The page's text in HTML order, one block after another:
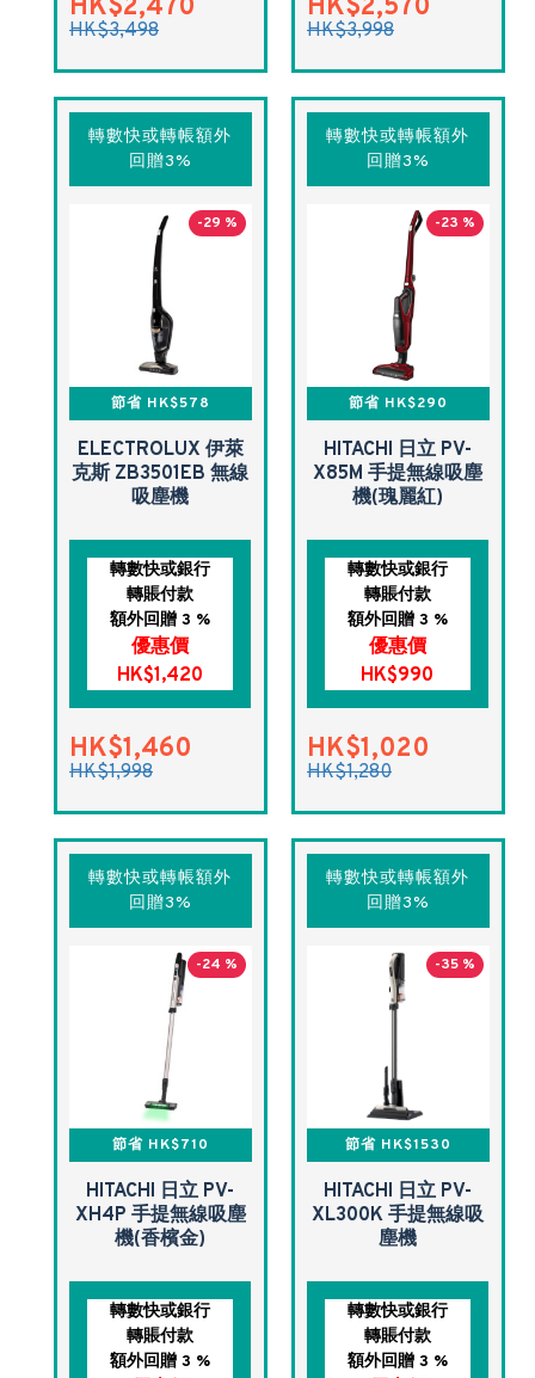
HK$2,470
HK$3,498
HK$2,570
HK$3,998
轉數快或轉帳額外
回贈3%
-29 %
節省 HK$578
ELECTROLUX 伊萊
克斯 ZB3501EB 無線
吸塵機
轉數快或銀行
轉賬付款
額外回贈 3 %
優惠價
HK$1,420
HK$1,460
HK$1,998
轉數快或轉帳額外
回贈3%
-23 %
節省 HK$290
HITACHI 日立 PV-
X85M 手提無線吸塵
機(瑰麗紅)
轉數快或銀行
轉賬付款
額外回贈 3 %
優惠價
HK$990
HK$1,020
HK$1,280
轉數快或轉帳額外
回贈3%
-24 %
節省 HK$710
HITACHI 日立 PV-
XH4P 手提無線吸塵
機(香檳金)
轉數快或銀行
轉賬付款
額外回贈 3 %
轉數快或轉帳額外
回贈3%
-35 %
節省 HK$1530
HITACHI 日立 PV-
XL300K 手提無線吸
塵機
轉數快或銀行
轉賬付款
額外回贈 3 %